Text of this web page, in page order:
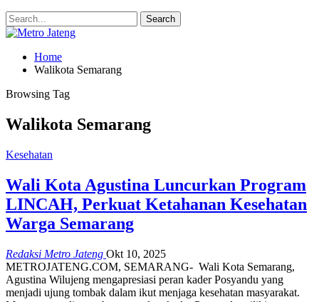
Home
Walikota Semarang
Browsing Tag
Walikota Semarang
Kesehatan
Wali Kota Agustina Luncurkan Program
LINCAH, Perkuat Ketahanan Kesehatan
Warga Semarang
Redaksi Metro Jateng Okt 10, 2025
METROJATENG.COM, SEMARANG- Wali Kota Semarang,
Agustina Wilujeng mengapresiasi peran kader Posyandu yang
menjadi ujung tombak dalam ikut menjaga kesehatan masyarakat.